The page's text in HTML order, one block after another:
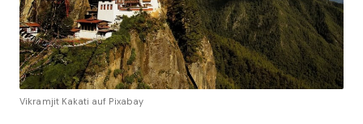
Vikramjit Kakati auf Pixabay